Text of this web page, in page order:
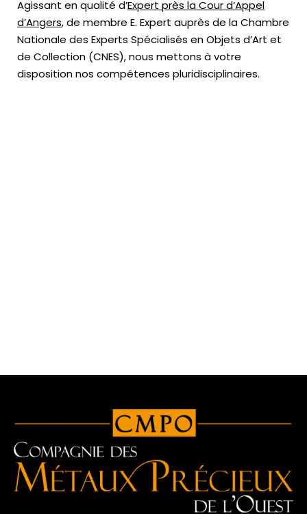
Agissant en qualité d’Expert près la Cour d’Appel
d’Angers, de membre E. Expert auprès de laChambre
Nationale des Experts Spécialisés en Objets d’Art et
de Collection (CNES),nous mettons à votre
disposition nos compétences pluridisciplinaires.